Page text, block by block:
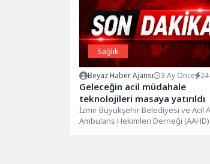
Sağlık
Beyaz Haber Ajansı 3 Ay Önce 24
Geleceğin acil müdahale
teknolojileri masaya yatırıldı
İzmir Büyükşehir Belediyesi ve Acil
Ambulans Hekimleri Derneği (AAHD)